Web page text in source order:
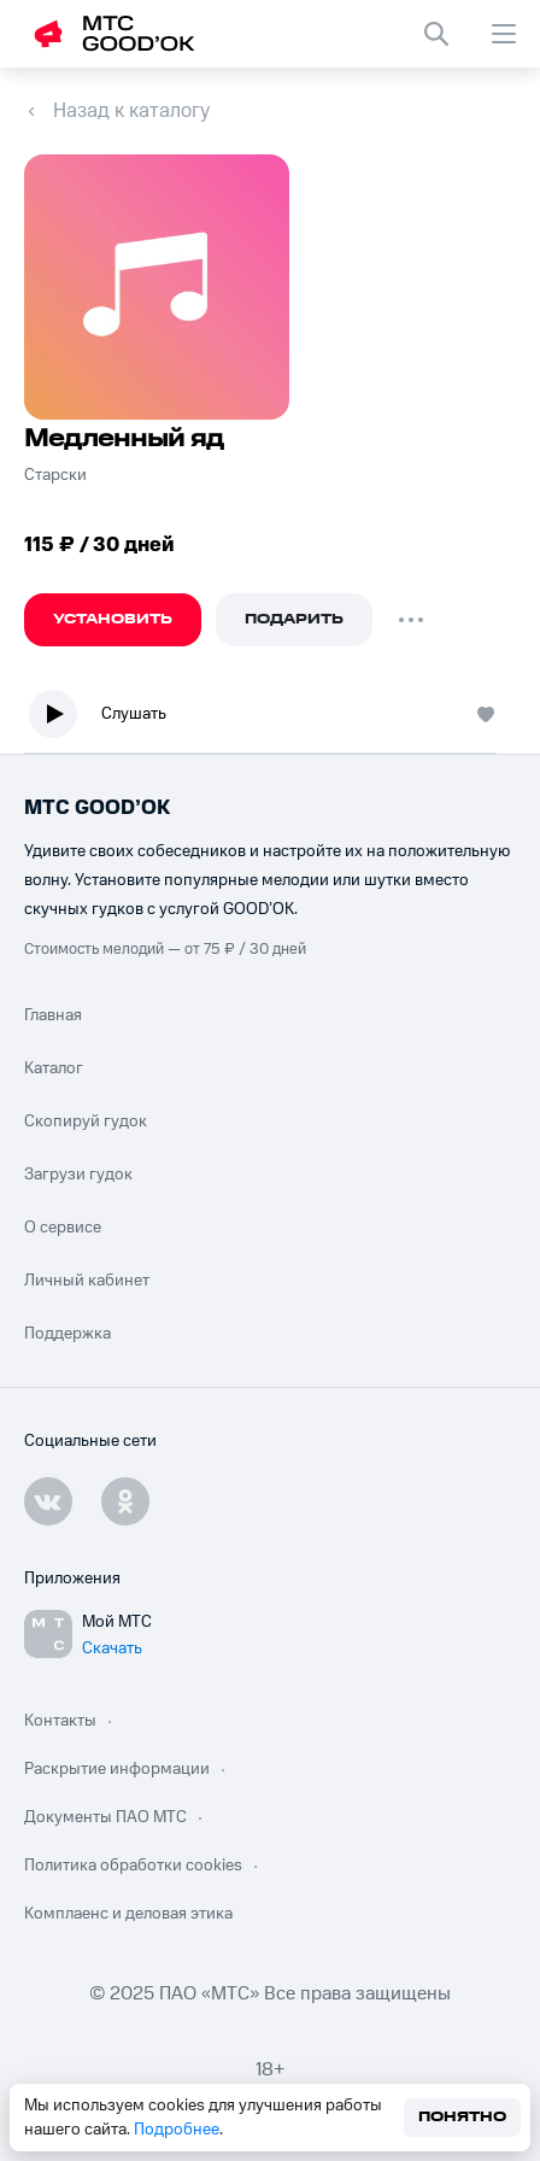
Назад к каталогу
Медленный яд
Старски
115 ₽ / 30 дней
УСТАНОВИТЬ ПОДАРИТЬ
Слушать
Мы используем cookies для улучшения работы
нашего сайта. Подробнее.
ПОНЯТНО
МТС GOOD’OK
Удивите своих собеседников и настройте их на положительную
волну. Установите популярные мелодии или шутки вместо
скучных гудков с услугой GOOD’OK.
Стоимость мелодий — от 75 ₽ / 30 дней
Главная
Каталог
Скопируй гудок
Загрузи гудок
О сервисе
Личный кабинет
Поддержка
Социальные сети
Приложения
Мой МТС
Скачать
Контакты
Раскрытие информации
Документы ПАО МТС
Политика обработки cookies
Комплаенс и деловая этика
© 2025 ПАО «МТС» Все права защищены
18+